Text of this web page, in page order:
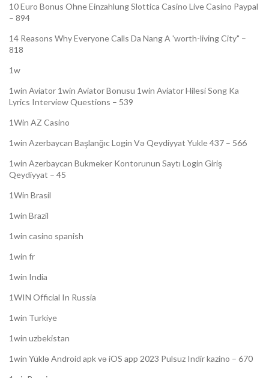
10 Euro Bonus Ohne Einzahlung Slottica Casino Live Casino Paypal
– 894
14 Reasons Why Everyone Calls Da Nang A 'worth-living City" –
818
1w
1win Aviator 1win Aviator Bonusu 1win Aviator Hilesi Song Ka
Lyrics Interview Questions – 539
1Win AZ Casino
1win Azerbaycan Başlanğıc Login Və Qeydiyyat Yukle 437 – 566
1win Azerbaycan Bukmeker Kontorunun Saytı Login Giriş
Qeydiyyat – 45
1Win Brasil
1win Brazil
1win casino spanish
1win fr
1win India
1WIN Official In Russia
1win Turkiye
1win uzbekistan
1win Yüklə Android apk və iOS app 2023 Pulsuz Indir kazino – 670